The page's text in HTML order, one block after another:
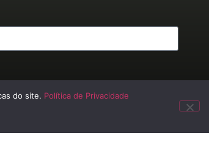
do site. Política de Privacidade